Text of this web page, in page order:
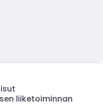
liiketoiminnan